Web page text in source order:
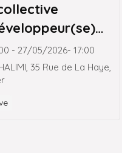
- 27/05/2026- 17:00
35 Rue de La Haye,